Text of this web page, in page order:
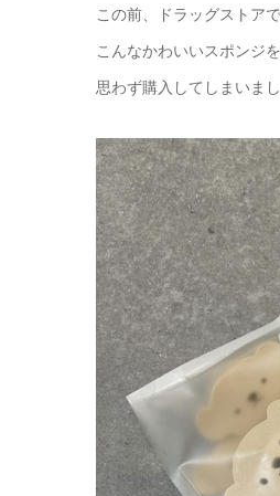
この前、ドラッグストア
こんなかわいいスポンジ
思わず購入してしまいま